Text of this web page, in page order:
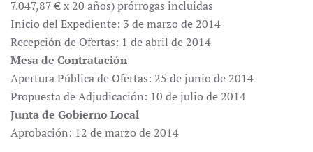
7.047,87 € x 20 años) prórrogas incluidas
Inicio del Expediente: 3 de marzo de 2014
Recepción de Ofertas: 1 de abril de 2014
Mesa de Contratación
Apertura Pública de Ofertas: 25 de junio de 2014
Propuesta de Adjudicación: 10 de julio de 2014
Junta de Gobierno Local
Aprobación: 12 de marzo de 2014